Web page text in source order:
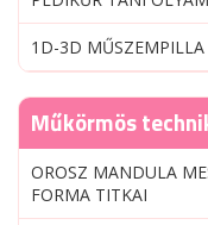
1D-3D MŰSZEMPILLA
Műkörmös
OROSZ MANDULA
FORMA TITKAI